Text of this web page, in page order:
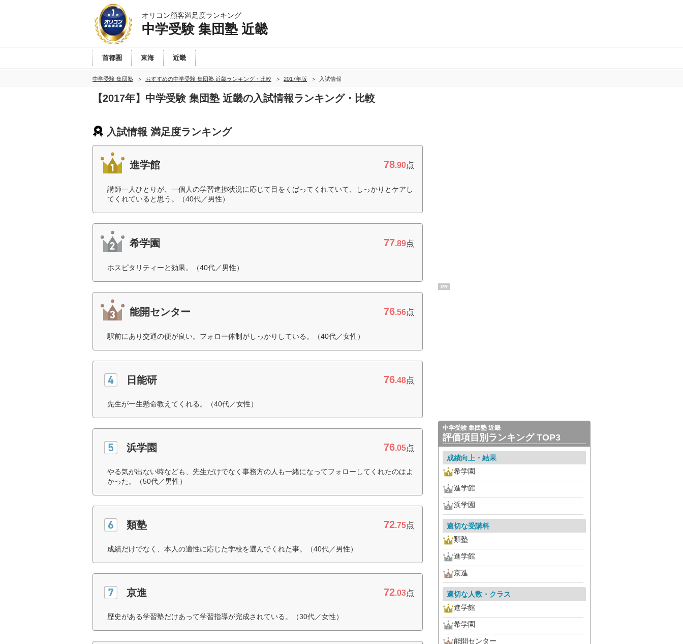
オリコン顧客満足度ランキング
中学受験 集団塾 近畿
首都圏 東海 近畿
中学受験 集団塾 おすすめの中学受験 集団塾 近畿ランキング・比較 2017年版 入試情報
【2017年】中学受験 集団塾 近畿の入試情報ランキング・比較
入試情報 満足度ランキング
進学館 78.90点
講師一人ひとりが、一個人の学習進捗状況に応じて目をくばってくれていて、しっかりとケアし
てくれていると思う。（40代／男性）
希学園 77.89点
ホスピタリティーと効果。（40代／男性）
能開センター 76.56点
駅前にあり交通の便が良い。フォロー体制がしっかりしている。（40代／女性）
日能研 76.48点
先生が一生懸命教えてくれる。（40代／女性）
浜学園 76.05点
やる気が出ない時なども、先生だけでなく事務方の人も一緒になってフォローしてくれたのはよ
かった。（50代／男性）
類塾 72.75点
成績だけでなく、本人の適性に応じた学校を選んでくれた事。（40代／男性）
京進 72.03点
歴史がある学習塾だけあって学習指導が完成されている。（30代／女性）
PR
中学受験 集団塾 近畿
評価項目別ランキング TOP3
成績向上・結果
希学園
進学館
浜学園
適切な受講料
類塾
進学館
京進
適切な人数・クラス
進学館
希学園
能開センター